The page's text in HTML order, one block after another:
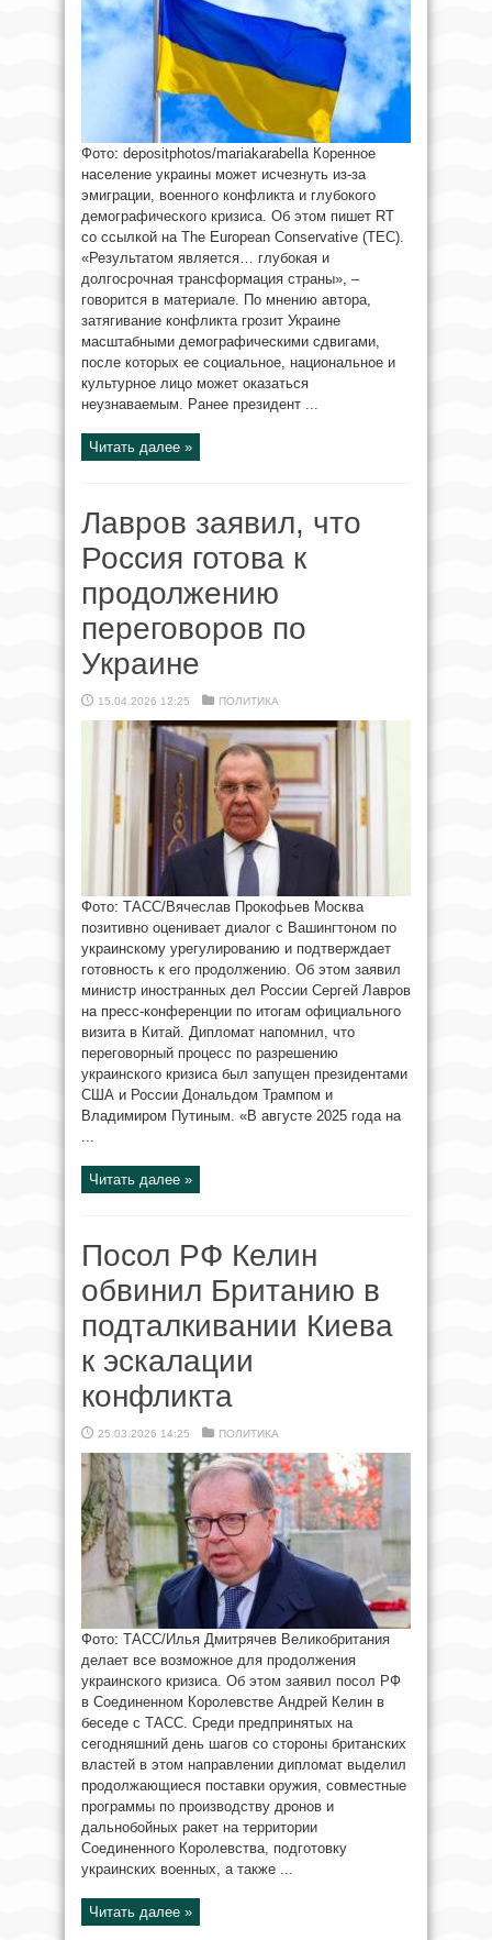
Фото: depositphotos/mariakarabella Коренное
население украины может исчезнуть из-за
эмиграции, военного конфликта и глубокого
демографического кризиса. Об этом пишет RT
со ссылкой на The European Conservative (TEC).
«Результатом является… глубокая и
долгосрочная трансформация страны», –
говорится в материале. По мнению автора,
затягивание конфликта грозит Украине
масштабными демографическими сдвигами,
после которых ее социальное, национальное и
культурное лицо может оказаться
неузнаваемым. Ранее президент ...
Читать далее »
Лавров заявил, что
Россия готова к
продолжению
переговоров по
Украине
15.04.2026 12:25 ПОЛИТИКА
Фото: ТАСС/Вячеслав Прокофьев Москва
позитивно оценивает диалог с Вашингтоном по
украинскому урегулированию и подтверждает
готовность к его продолжению. Об этом заявил
министр иностранных дел России Сергей Лавров
на пресс-конференции по итогам официального
визита в Китай. Дипломат напомнил, что
переговорный процесс по разрешению
украинского кризиса был запущен президентами
США и России Дональдом Трампом и
Владимиром Путиным. «В августе 2025 года на
...
Читать далее »
Посол РФ Келин
обвинил Британию в
подталкивании Киева
к эскалации
конфликта
25.03.2026 14:25 ПОЛИТИКА
Фото: ТАСС/Илья Дмитрячев Великобритания
делает все возможное для продолжения
украинского кризиса. Об этом заявил посол РФ
в Соединенном Королевстве Андрей Келин в
беседе с ТАСС. Среди предпринятых на
сегодняшний день шагов со стороны британских
властей в этом направлении дипломат выделил
продолжающиеся поставки оружия, совместные
программы по производству дронов и
дальнобойных ракет на территории
Соединенного Королевства, подготовку
украинских военных, а также ...
Читать далее »